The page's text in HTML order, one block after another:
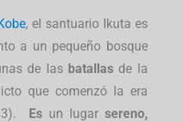
, el santuario Ikuta es
a un pequeño bosque
de las batallasde la
que comenzó la era
Es un lugar sereno,